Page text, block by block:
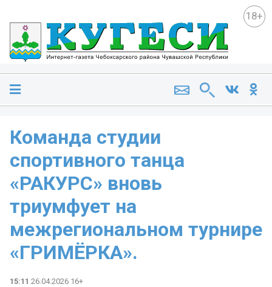
18+
Команда студии
спортивного танца
«РАКУРС» вновь
триумфует на
межрегиональном турнире
«ГРИМЁРКА».
15:11 26.04.2026 16+